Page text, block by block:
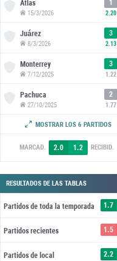
Atlas
15/3/2026
1
2.20
Juárez
8/3/2026
3
2.13
Monterrey
7/12/2025
3
1.22
Pachuca
27/10/2025
2
1.77
Necaxa
MOSTRAR LOS 6 PARTIDOS
MARCAD. 2.0 1.2 RECIBID.
RESULTADOS DE LAS TABLAS
Partidos de toda la temporada 1.7
Partidos recientes 1.5
Partidos de local 2.2